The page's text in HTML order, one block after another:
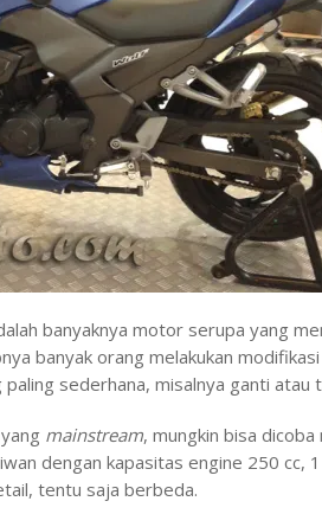
banyaknya motor serupa yang
banyak orang melakukan
sederhana, misalnya ganti atau
mainstream, mungkin bisa
dengan kapasitas engine 250 cc,
tentu saja berbeda.